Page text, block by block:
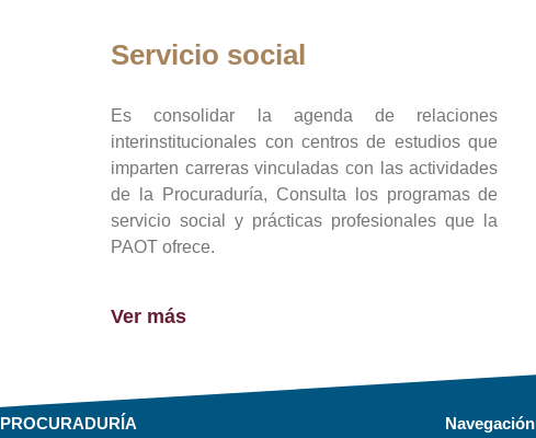
Servicio social
Es consolidar la agenda de relaciones
interinstitucionales con centros de estudios que
imparten carreras vinculadas con las actividades
de la Procuraduría, Consulta los programas de
servicio social y prácticas profesionales que la
PAOT ofrece.
Ver más
PROCURADURÍA Navegación